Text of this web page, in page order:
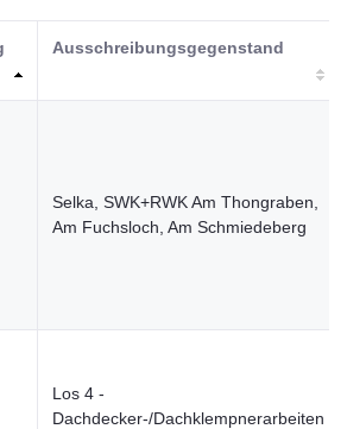
Ausschreibungsgegenstand
Selka, SWK+RWK Am Thongraben,
Am Fuchsloch, Am Schmiedeberg
Los 4 -
Dachdecker-/Dachklempnerarbeiten